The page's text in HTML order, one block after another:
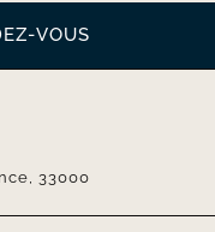
VOUS
33000